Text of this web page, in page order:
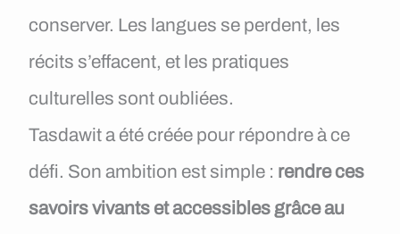
conserver. Les langues se perdent, les
récits s’effacent, et les pratiques
culturelles sont oubliées.
Tasdawit a été créée pour répondre à ce
défi. Son ambition est simple : rendre ces
savoirs vivants et accessibles grâce au